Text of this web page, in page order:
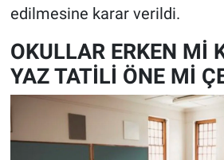
edilmesine karar verildi.
OKULLAR ERKEN Mİ
YAZ TATİLİ ÖNE Mİ